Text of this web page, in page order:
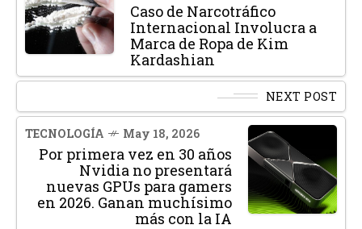
Caso de Narcotráfico
Internacional Involucra a
Marca de Ropa de Kim
Kardashian
NEXT POST
TECNOLOGÍA May 18, 2026
Por primera vez en 30 años
Nvidia no presentará
nuevas GPUs para gamers
en 2026. Ganan muchísimo
más con la IA